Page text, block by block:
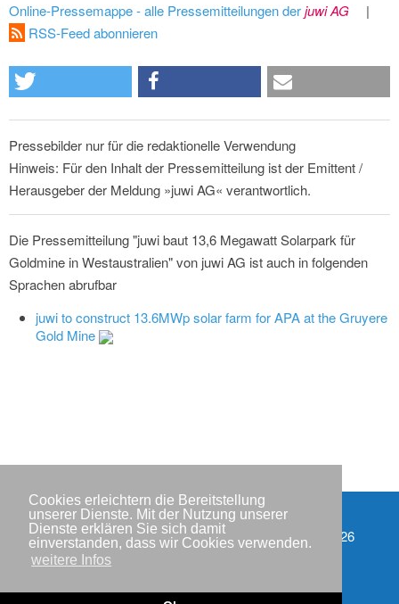
Cookies erleichtern die Bereitstellung
unserer Dienste. Mit der Nutzung unserer
Dienste erklären Sie sich damit
einverstanden, dass wir Cookies verwenden.
weitere Infos
Online-Pressemappe - alle Pressemitteilungen derjuwi AG
|
RSS-Feed abonnieren
Pressebilder nur für die redaktionelle Verwendung
Hinweis: Für den Inhalt der Pressemitteilung ist der Emittent /
Herausgeber der Meldung »juwi AG« verantwortlich.
Die Pressemitteilung "juwi baut 13,6 Megawatt Solarpark für
Goldmine in Westaustralien" von juwi AG ist auch in folgenden
Sprachen abrufbar
juwi to construct 13.6MWp solar farm for APA at the Gruyere
Gold Mine
Partner
Impressum
Datenschutzerklärung
Copyright © IWR 2026